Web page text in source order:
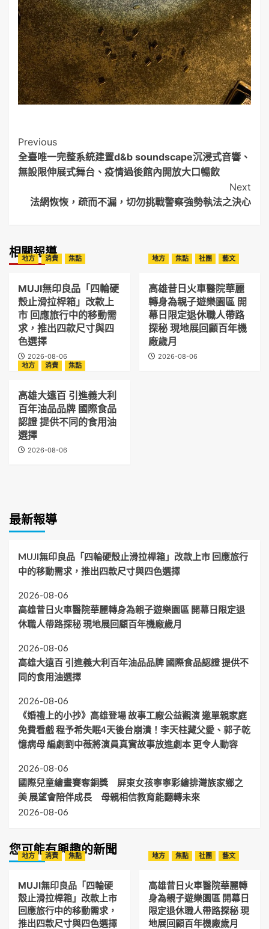
Post
Navigation
Previous
全臺唯一完整系統建置d&b soundscape沉浸式音響、
無設限伸展式舞台、疫情過後館內開放大口暢飲
Next
法網恢恢，疏而不漏，切勿挑戰警察強勢執法之決心
相關報導
地方 消費 焦點
MUJI無印良品「四輪硬
殼止滑拉桿箱」改款上
市 回應旅行中的移動需
求，推出四款尺寸與四
色選擇
2026-08-06
地方 焦點 社團 藝文
高雄昔日火車醫院華麗
轉身為親子遊樂園區 開
幕日限定退休職人帶路
探秘 現地展回顧百年機
廠歲月
2026-08-06
地方
消費 焦點
高雄大遠百 引進義大利
百年油品品牌 國際食品
認證 提供不同的食用油
選擇
2026-08-06
最新報導
MUJI無印良品「四輪硬殼止滑拉桿箱」改款上市 回應旅行
中的移動需求，推出四款尺寸與四色選擇
2026-08-06
高雄昔日火車醫院華麗轉身為親子遊樂園區 開幕日限定退
休職人帶路探秘 現地展回顧百年機廠歲月
2026-08-06
高雄大遠百 引進義大利百年油品品牌 國際食品認證 提供不
同的食用油選擇
2026-08-06
《婚禮上的小抄》高雄登場 故事工廠公益觀演 邀單親家庭
免費看戲 程予希失眠4天後台崩潰！李天柱藏父愛、郭子乾
憶病母 編劇劉中薇將演員真實故事放進劇本 更令人動容
2026-08-06
國際兒童繪畫賽奪銅獎 屏東女孩寧寧彩繪排灣族家鄉之
美 展望會陪伴成長 母親相信教育能翻轉未來
2026-08-06
您可能有興趣的新聞
地方 消費 焦點
MUJI無印良品「四輪硬
殼止滑拉桿箱」改款上市
回應旅行中的移動需求，
推出四款尺寸與四色選擇
地方 焦點 社團 藝文
高雄昔日火車醫院華麗轉
身為親子遊樂園區 開幕日
限定退休職人帶路探秘 現
地展回顧百年機廠歲月